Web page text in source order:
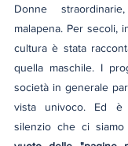
Donne
malapena. Per secoli,
cultura è stata
quella maschile. I
società in generale
vista univoco. Ed è
silenzio che ci